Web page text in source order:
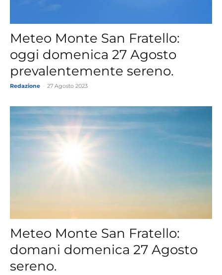
Meteo Monte San Fratello:
oggi domenica 27 Agosto
prevalentemente sereno.
Redazione 27 Agosto 2023
Meteo Monte San Fratello:
domani domenica 27 Agosto
sereno.